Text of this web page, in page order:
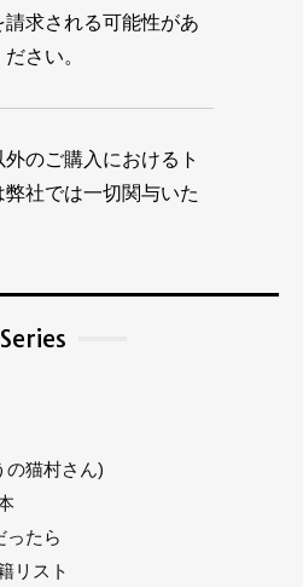
請求される可能性があ
さい。
のご購入におけるト
社では一切関与いた
Series
の猫村さん)
ったら
リスト